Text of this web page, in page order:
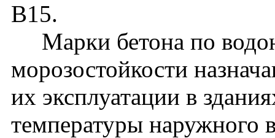
В15.
Марки бетона по
морозостойкости
их эксплуатации в
температуры наружного